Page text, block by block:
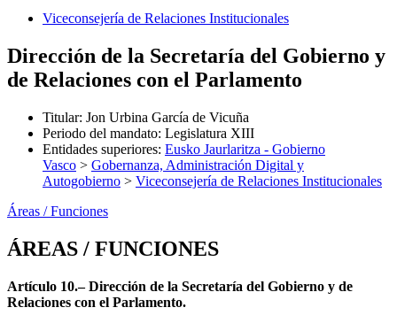
Viceconsejería de Relaciones Institucionales
Dirección de la Secretaría del Gobierno y
de Relaciones con el Parlamento
Titular: Jon Urbina García de Vicuña
Periodo del mandato: Legislatura XIII
Entidades superiores: Eusko Jaurlaritza - Gobierno
Vasco > Gobernanza, Administración Digital y
Autogobierno > Viceconsejería de Relaciones Institucionales
Áreas / Funciones
ÁREAS / FUNCIONES
Artículo 10.– Dirección de la Secretaría del Gobierno y de
Relaciones con el Parlamento.